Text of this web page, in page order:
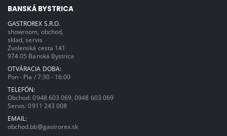
BANSKÁ BYSTRICA
GASTROREX S.R.O.
showroom, obchod,
sklad, servis
Zvolenská cesta 141
974 05 Banská Bystrica
OTVÁRACIA DOBA:
Pon - Pia / 7:30 - 16:00
TELEFÓN:
Obchod:0948 603 069 ,0948 603 069
Servis:0911 243 008
EMAIL:
obchod.bb@gastrorex.sk